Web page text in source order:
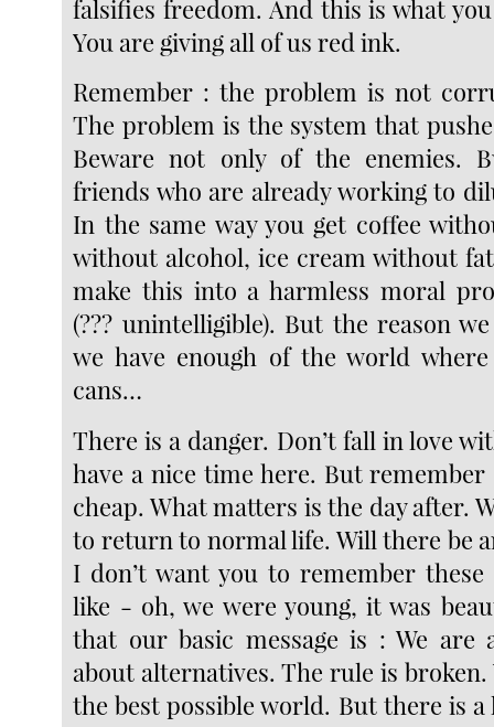
falsifies freedom. And this is what
You are giving all of us red ink.
Remember : the problem is not
The problem is the system that
Beware not only of the enemies.
friends who are already working to
In the same way you get coffee
without alcohol, ice cream without
make this into a harmless moral
(??? unintelligible). But the reason
we have enough of the world
cans…
There is a danger. Don’t fall in love
have a nice time here. But
cheap. What matters is the day after.
to return to normal life. Will there be
I don’t want you to remember these
like - oh, we were young, it was
that our basic message is : We are
about alternatives. The rule is
the best possible world. But there is a